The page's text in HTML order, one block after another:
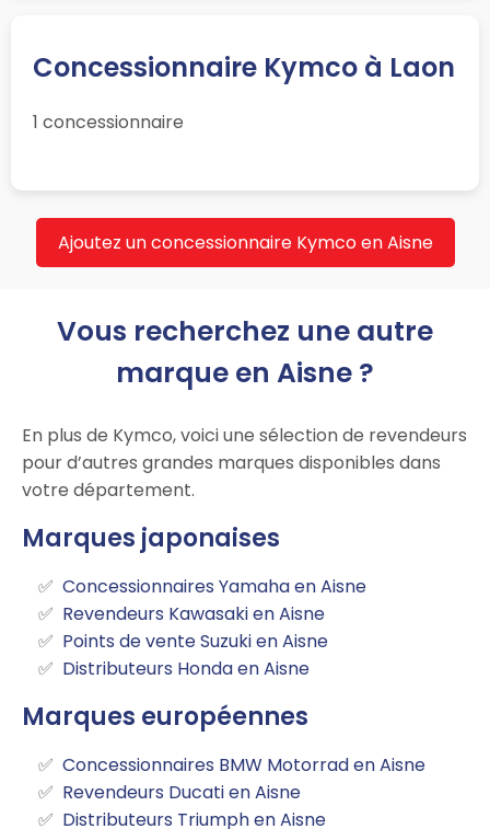
Concessionnaire Kymco à Laon
1 concessionnaire
Ajoutez un concessionnaire Kymco en Aisne
Vous recherchez une autre
marque en Aisne ?
En plus de Kymco, voici une sélection de revendeurs
pour d’autres grandes marques disponibles dans
votre département.
Marques japonaises
Concessionnaires Yamaha en Aisne
Revendeurs Kawasaki en Aisne
Points de vente Suzuki en Aisne
Distributeurs Honda en Aisne
Marques européennes
Concessionnaires BMW Motorrad en Aisne
Revendeurs Ducati en Aisne
Distributeurs Triumph en Aisne